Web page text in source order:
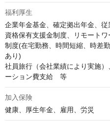
福利厚生
企業年金基金、確定拠出年金、従
資格保有支援金制度、リモート
制度(在宅勤務、時間短縮、時差
あり)
社員旅行（会社業績により実施
ーション費支給　等
加入保険
健康、厚生年金、雇用、労災